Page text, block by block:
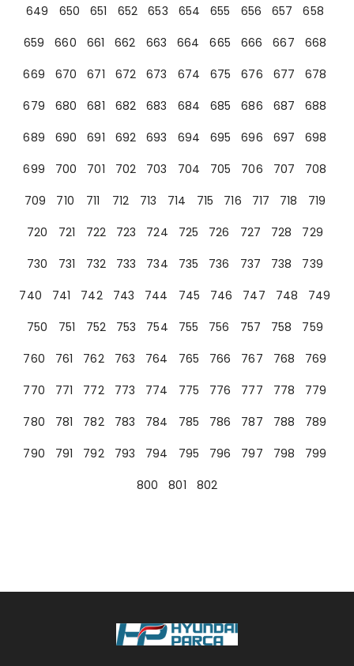
649
650 651 652 653 654 655 656 657
658
659
660 661 662 663 664 665 666 667
668
669
670 671 672 673 674 675 676 677
678
679
680 681 682 683 684 685 686 687
688
689
690 691 692 693 694 695 696 697
698
699
700 701 702 703 704 705 706 707
708
709
710 711 712 713 714 715 716 717 718
719
720
721 722 723 724 725 726 727 728
729
730
731 732 733 734 735 736 737 738
739
740
741 742 743 744 745 746 747 748
749
750
751 752 753 754 755 756 757 758
759
760
761 762 763 764 765 766 767 768
769
770
771 772 773 774 775 776 777 778
779
780
781 782 783 784 785 786 787 788
789
790
791 792 793 794 795 796 797 798
799
800
801 802